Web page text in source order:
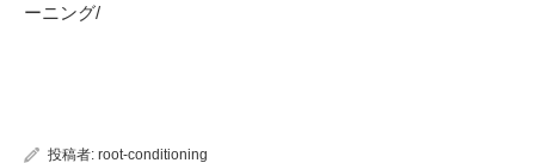
ーニング/
投稿者: root-conditioning